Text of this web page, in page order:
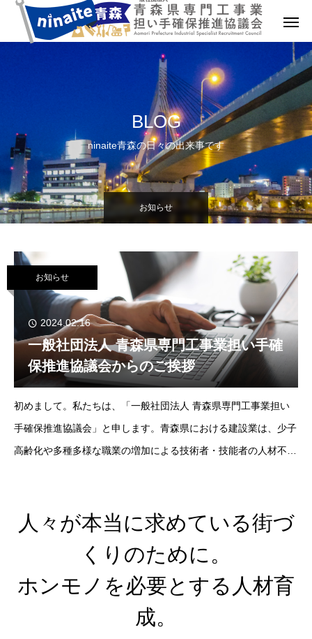
BLOG
ninaite青森の日々の出来事です
: Undefined array key "archive_blog_tab_bg_color" in
/home/qualia0/ninaiteaomori.com/public_html/wp/wp-
content/themes/fake_tcd074/index.php
on line78
お知らせ
お知らせ
2024.02.16
一般社団法人 青森県専門工事業担い手確
保推進協議会からのご挨拶
初めまして。私たちは、「一般社団法人 青森県専門工事業担い
手確保推進協議会」と申します。青森県における建設業は、少子
高齢化や多種多様な職業の増加による技術者・技能者の人材不
人々が本当に求めている街づ
くりのために。
ホンモノを必要とする人材育
成。